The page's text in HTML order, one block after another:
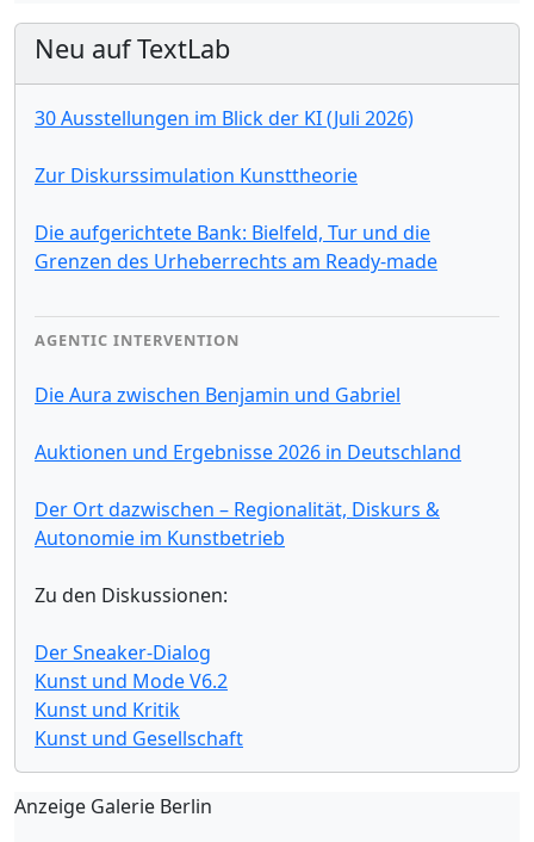
Neu auf TextLab
30 Ausstellungen im Blick der KI (Juli 2026)
Zur Diskurssimulation Kunsttheorie
Die aufgerichtete Bank: Bielfeld, Tur und die
Grenzen des Urheberrechts am Ready-made
AGENTIC INTERVENTION
Die Aura zwischen Benjamin und Gabriel
Auktionen und Ergebnisse 2026 in Deutschland
Der Ort dazwischen – Regionalität, Diskurs &
Autonomie im Kunstbetrieb
Zu den Diskussionen:
Der Sneaker-Dialog
Kunst und Mode V6.2
Kunst und Kritik
Kunst und Gesellschaft
Anzeige Galerie Berlin